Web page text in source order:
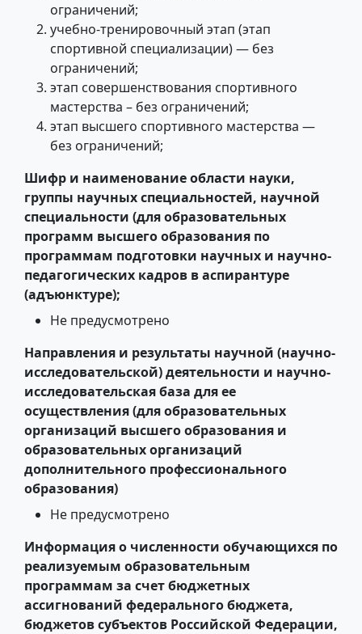
ограничений;
учебно-тренировочный этап (этап
спортивной специализации) — без
ограничений;
этап совершенствования спортивного
мастерства – без ограничений;
этап высшего спортивного мастерства —
без ограничений;
Шифр и наименование области науки,
группы научных специальностей, научной
специальности (для образовательных
программ высшего образования по
программам подготовки научных и научно-
педагогических кадров в аспирантуре
(адъюнктуре);
Не предусмотрено
Направления и результаты научной (научно-
исследовательской) деятельности и научно-
исследовательская база для ее
осуществления (для образовательных
организаций высшего образования и
образовательных организаций
дополнительного профессионального
образования)
Не предусмотрено
Информация о численности обучающихся по
реализуемым образовательным
программам за счет бюджетных
ассигнований федерального бюджета,
бюджетов субъектов Российской Федерации,